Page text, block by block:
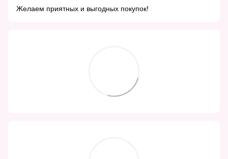
Желаем приятных и выгодных покупок!